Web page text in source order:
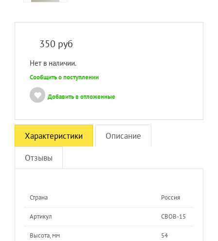
350 руб
Нет в наличии.
Сообщить о поступлении
Добавить в отложенные
Характеристики Описание
Отзывы
Страна Россия
Артикул СВОВ-15
Высота, мм 54